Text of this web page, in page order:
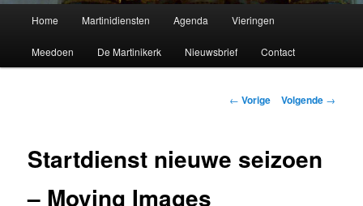
Home Martinidiensten Agenda Vieringen
Meedoen De Martinikerk Nieuwsbrief Contact
Bericht
← Vorige Volgende →
Startdienst nieuwe seizoen
– Moving Images